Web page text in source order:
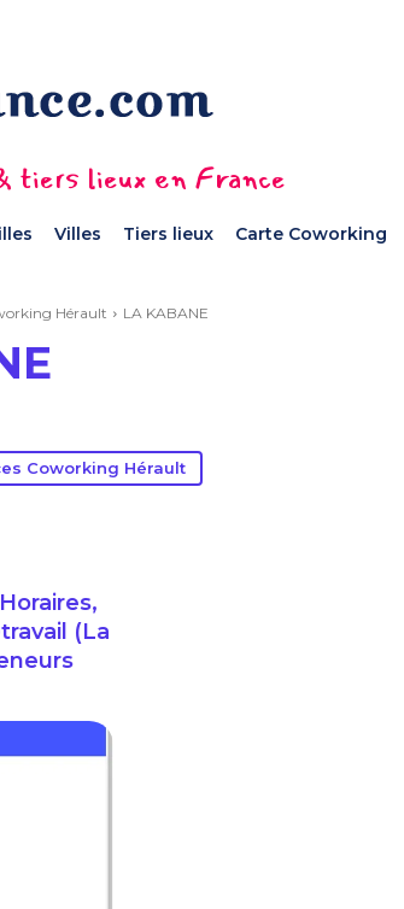
tiers lieux en France
Villes Tiers lieux Carte Coworking
Hérault LA KABANE
Coworking Hérault
(La